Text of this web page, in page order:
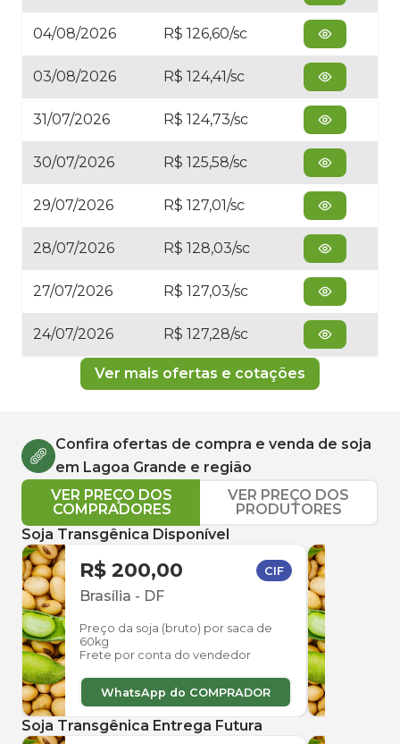
04/08/2026 R$ 126,60/sc
03/08/2026 R$ 124,41/sc
31/07/2026 R$ 124,73/sc
30/07/2026 R$ 125,58/sc
29/07/2026 R$ 127,01/sc
28/07/2026 R$ 128,03/sc
27/07/2026 R$ 127,03/sc
24/07/2026 R$ 127,28/sc
Ver mais ofertas e cotações
Confira ofertas de compra e venda de soja
em Lagoa Grande e região
VER PREÇO DOS
COMPRADORES
VER PREÇO DOS
PRODUTORES
Soja Transgênica Disponível
R$ 200,00 CIF
Brasília - DF
Preço da soja (bruto) por saca de
60kg
Frete por conta do vendedor
WhatsApp do COMPRADOR
Soja Transgênica Entrega Futura